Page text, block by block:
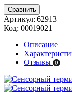
Сравнить
Артикул: 62913
Код: 00019021
Описание
Отзывы 0